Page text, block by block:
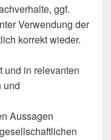
ggf.
Verwendung der
korrekt wieder.
in relevanten
und
Aussagen